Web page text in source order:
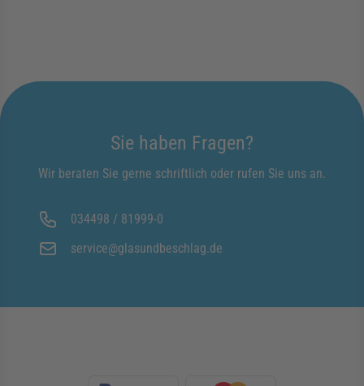
Sie haben Fragen?
Wir beraten Sie gerne schriftlich oder rufen Sie uns an.
034498 / 81999-0
service@glasundbeschlag.de